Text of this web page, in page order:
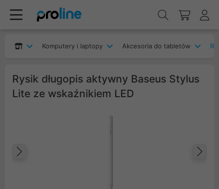
Komputery i laptopy Akcesoria do tabletów
Rysik długopis aktywny Baseus Stylus
Lite ze wskaźnikiem LED